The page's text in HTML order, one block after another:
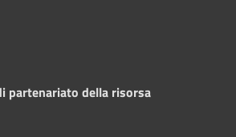
partenariato della risorsa